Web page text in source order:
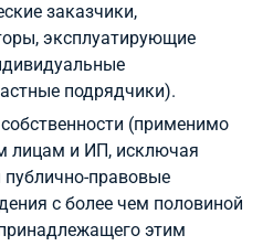
заказчики,
эксплуатирующие
подрядчики).
(применимо
лицам и ИП, исключая
публично-правовые
с более чем половиной
этим